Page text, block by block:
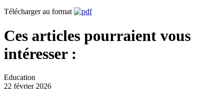
Télécharger au format
Ces articles pourraient vous
intéresser :
Education
22 février 2026